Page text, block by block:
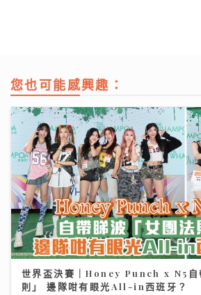
您也可能感興趣：
世界盃決賽｜Honey Punch x N5自
則」 邊隊咁有眼光All-in西班牙？